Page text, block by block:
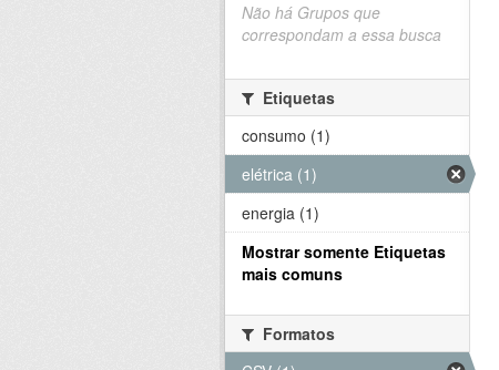
Não há Grupos que
correspondam a essa busca
Etiquetas
consumo (1)
elétrica (1)
energia (1)
Mostrar somente Etiquetas
mais comuns
Formatos